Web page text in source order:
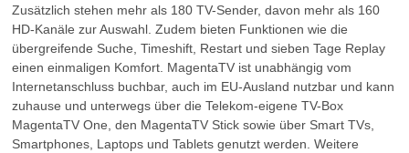
Zusätzlich stehen mehr als 180 TV-Sender, davon mehr als 160
HD-Kanäle zur Auswahl. Zudem bieten Funktionen wie die
übergreifende Suche, Timeshift, Restart und sieben Tage Replay
einen einmaligen Komfort. MagentaTV ist unabhängig vom
Internetanschluss buchbar, auch im EU-Ausland nutzbar und kann
zuhause und unterwegs über die Telekom-eigene TV-Box
MagentaTV One, den MagentaTV Stick sowie über Smart TVs,
Smartphones, Laptops und Tablets genutzt werden. Weitere